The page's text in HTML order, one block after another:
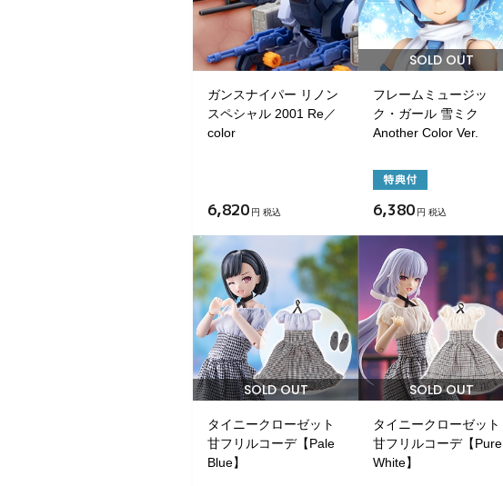
ガンスナイパー リノン
スペシャル 2001 Re／
color
6,820 円 税込
SOLD OUT
フレームミュージッ
ク・ガール 雪ミク
Another Color Ver.
6,380 円 税込
SOLD OUT
タイニークローゼット
甘フリルコーデ【Pale
Blue】
SOLD OUT
タイニークローゼット
甘フリルコーデ【Pure
White】